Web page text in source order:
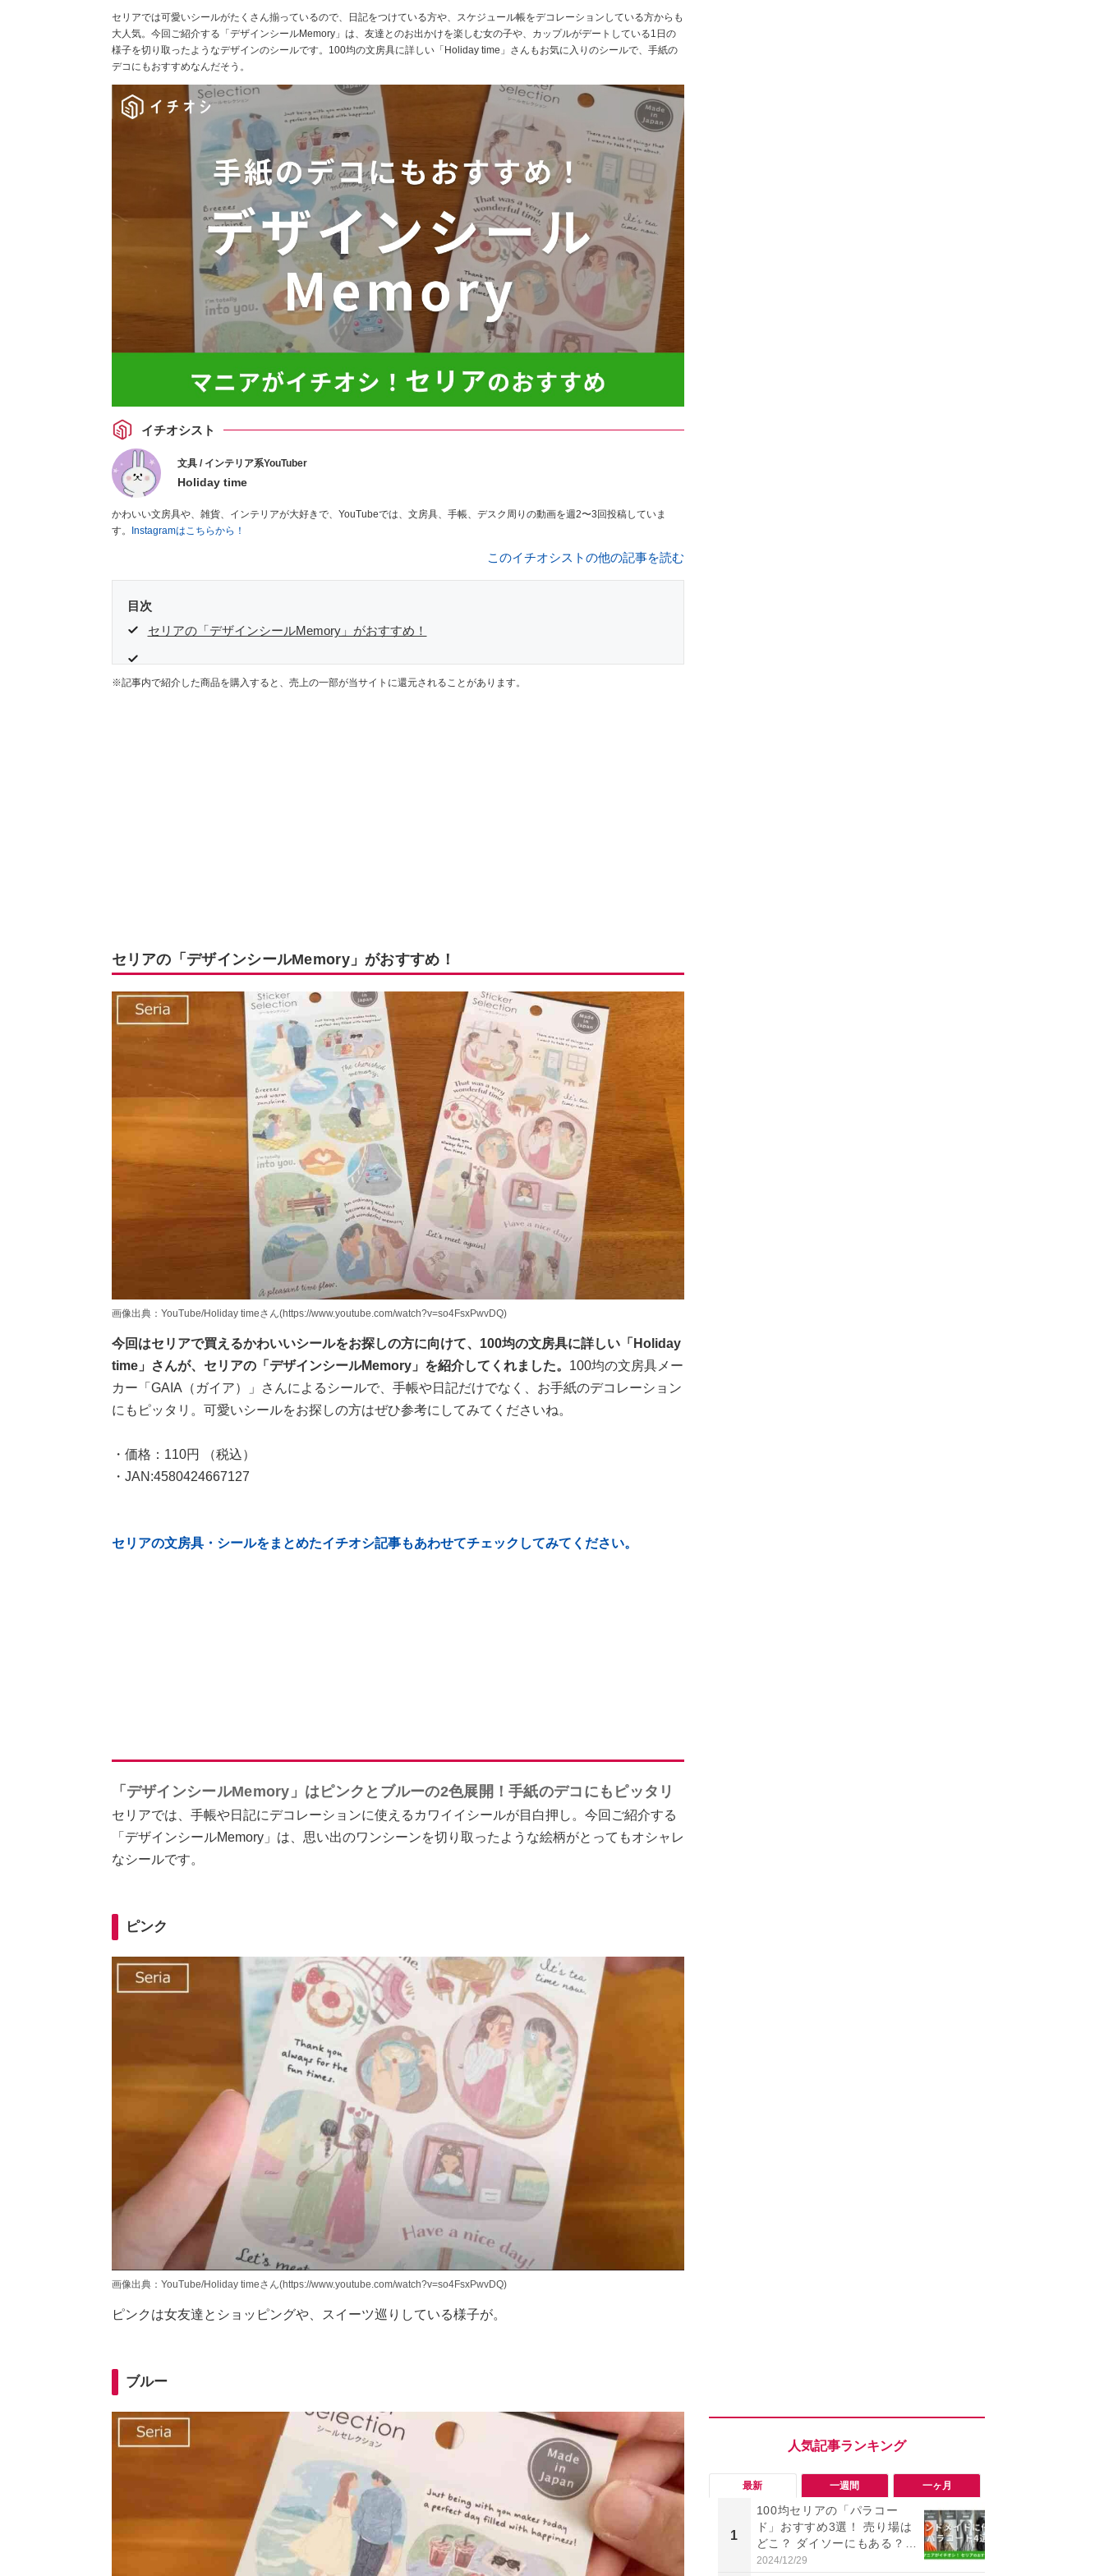
セリアでは可愛いシールがたくさん揃っているので、日記をつけている方や、スケジュール帳をデコレーションしている方からも
大人気。今回ご紹介する「デザインシールMemory」は、友達とのお出かけを楽しむ女の子や、カップルがデートしている1日の
様子を切り取ったようなデザインのシールです。100均の文房具に詳しい「Holiday time」さんもお気に入りのシールで、手紙の
デコにもおすすめなんだそう。
イチオシスト
文具 / インテリア系YouTuber
Holiday time
かわいい文房具や、雑貨、インテリアが大好きで、YouTubeでは、文房具、手帳、デスク周りの動画を週2〜3回投稿していま
す。
Instagramはこちらから！
このイチオシストの他の記事を読む
目次
セリアの「デザインシールMemory」がおすすめ！
※記事内で紹介した商品を購入すると、売上の一部が当サイトに還元されることがあります。
セリアの「デザインシールMemory」がおすすめ！
画像出典：YouTube/Holiday timeさん(https://www.youtube.com/watch?v=so4FsxPwvDQ)
今回はセリアで買えるかわいいシールをお探しの方に向けて、100均の文房具に詳しい「Holiday
time」さんが、セリアの「デザインシールMemory」を紹介してくれました。 100均の文房具メー
カー「GAIA（ガイア）」さんによるシールで、手帳や日記だけでなく、お手紙のデコレーション
にもピッタリ。可愛いシールをお探しの方はぜひ参考にしてみてくださいね。
・価格：110円 （税込）
・JAN:4580424667127
セリアの文房具・シールをまとめたイチオシ記事もあわせてチェックしてみてください。
「デザインシールMemory」はピンクとブルーの2色展開！手紙のデコにもピッタリ
セリアでは、手帳や日記にデコレーションに使えるカワイイシールが目白押し。今回ご紹介する
「デザインシールMemory」は、思い出のワンシーンを切り取ったような絵柄がとってもオシャレ
なシールです。
ピンク
画像出典：YouTube/Holiday timeさん(https://www.youtube.com/watch?v=so4FsxPwvDQ)
ピンクは女友達とショッピングや、スイーツ巡りしている様子が。
ブルー
最新 一週間 一ヶ月
1
100均セリアの「パラコー
ド」おすすめ3選！ 売り場は
どこ？ ダイソーにもある？
色・長さ・太さも種類豊富
2024/12/29